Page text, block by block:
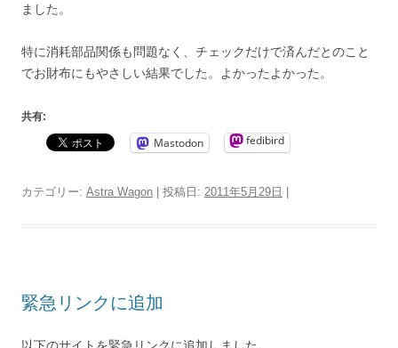
ました。
特に消耗部品関係も問題なく、チェックだけで済んだとのこと
でお財布にもやさしい結果でした。よかったよかった。
共有:
Mastodon fedibird
カテゴリー: Astra Wagon | 投稿日: 2011年5月29日 |
緊急リンクに追加
以下のサイトを緊急リンクに追加しました。